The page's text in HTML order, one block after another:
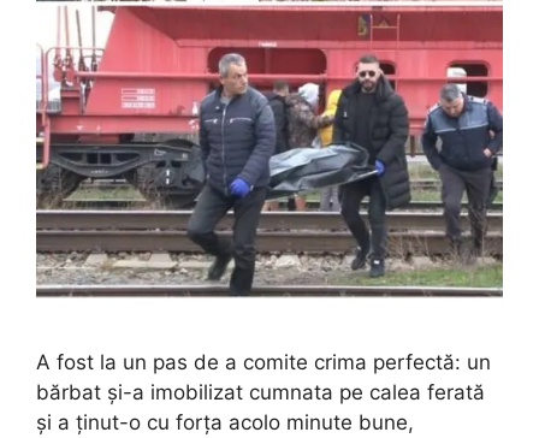
A fost la un pas de a comite crima perfectă: un
bărbat și-a imobilizat cumnata pe calea ferată
și a ţinut-o cu forţa acolo minute bune,